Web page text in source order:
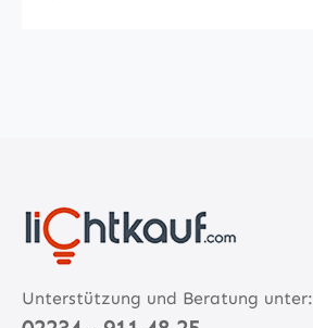
Unterstützung und Beratung unter: